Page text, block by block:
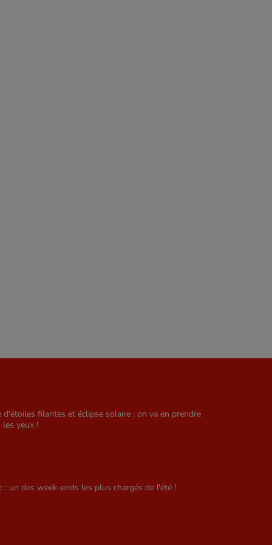
d'étoiles filantes et éclipse solaire : on va en prendre
les yeux !
: un des week-ends les plus chargés de l'été !